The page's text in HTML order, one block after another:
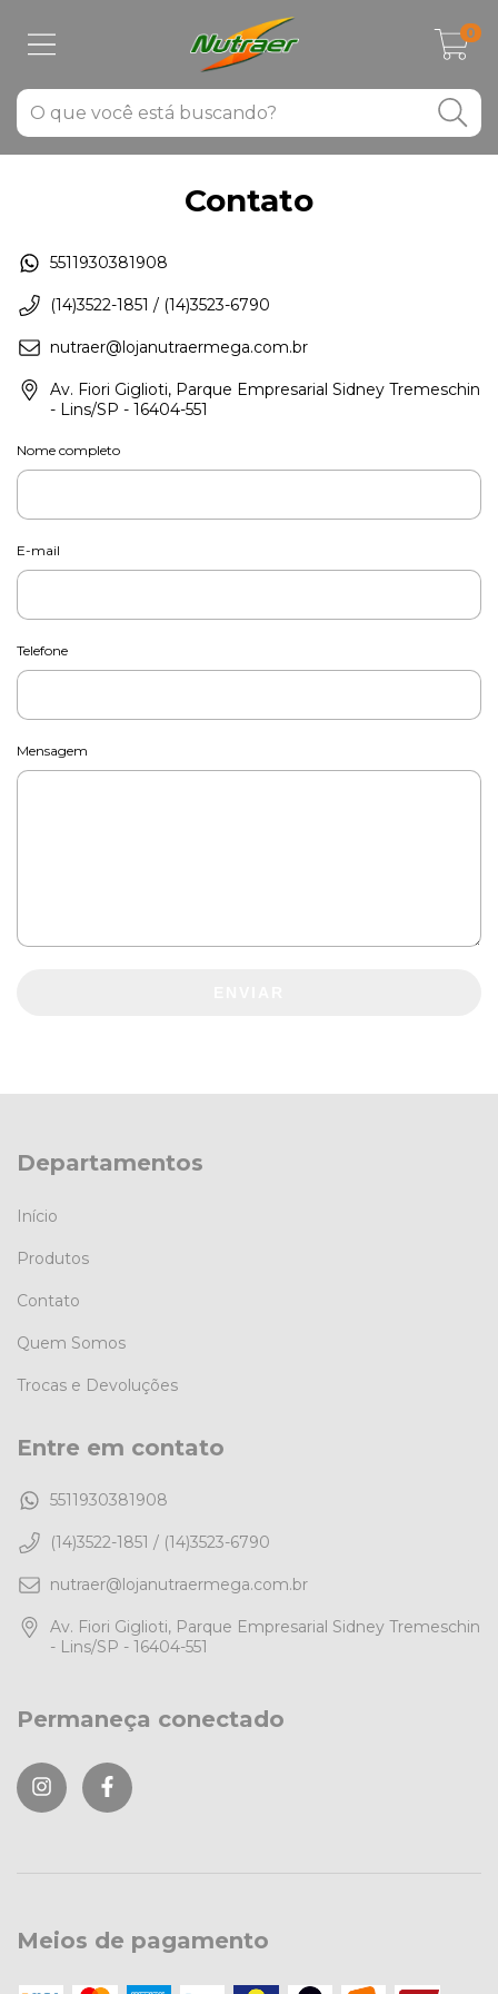
0
Contato
5511930381908
(14)3522-1851 / (14)3523-6790
nutraer@lojanutraermega.com.br
Av. Fiori Giglioti, Parque Empresarial Sidney Tremeschin
- Lins/SP - 16404-551
Nome completo
E-mail
Telefone
Mensagem
Departamentos
Início
Produtos
Contato
Quem Somos
Trocas e Devoluções
Entre em contato
5511930381908
(14)3522-1851 / (14)3523-6790
nutraer@lojanutraermega.com.br
Av. Fiori Giglioti, Parque Empresarial Sidney Tremeschin
- Lins/SP - 16404-551
Permaneça conectado
Meios de pagamento